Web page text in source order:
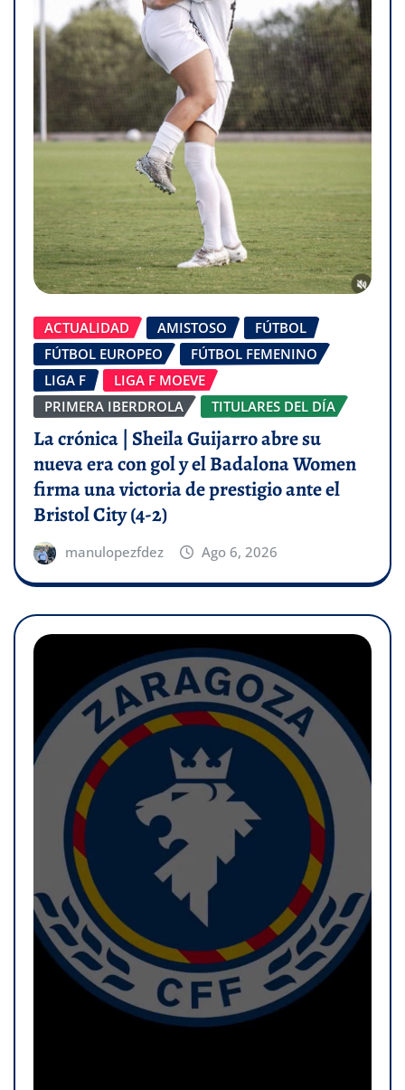
ACTUALIDAD AMISTOSO
FÚTBOL
FÚTBOL EUROPEO
FÚTBOL FEMENINO
LIGA F
LIGA F MOEVE
PRIMERA IBERDROLA
TITULARES DEL DÍA
La crónica | Sheila Guijarro abre su
nueva era con gol y el Badalona Women
firma una victoria de prestigio ante el
Bristol City (4-2)
manulopezfdez Ago 6, 2026